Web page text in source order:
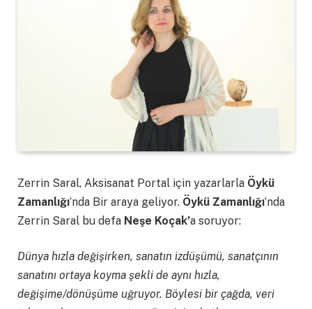
Zerrin Saral, Aksisanat Portal için yazarlarla Öykü
Zamanlığı‘nda Bir araya geliyor. Öykü Zamanlığı‘nda
Zerrin Saral bu defa Neşe Koçak’a soruyor:
Dünya hızla değişirken, sanatın izdüşümü, sanatçının
sanatını ortaya koyma şekli de aynı hızla,
değişime/dönüşüme uğruyor. Böylesi bir çağda, veri